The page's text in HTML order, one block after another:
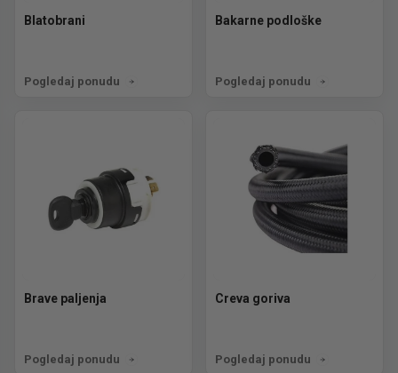
Blatobrani
Pogledaj ponudu
Bakarne podloške
Pogledaj ponudu
Brave paljenja
Pogledaj ponudu
Creva goriva
Pogledaj ponudu